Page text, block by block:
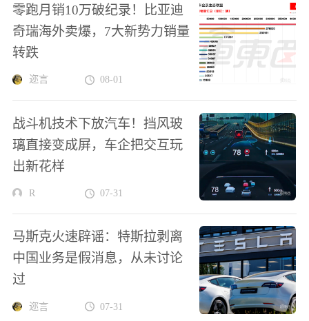
零跑月销10万破纪录！比亚迪
奇瑞海外卖爆，7大新势力销量
转跌
迩言 08-01
战斗机技术下放汽车！挡风玻
璃直接变成屏，车企把交互玩
出新花样
R 07-31
马斯克火速辟谣：特斯拉剥离
中国业务是假消息，从未讨论
过
迩言 07-31